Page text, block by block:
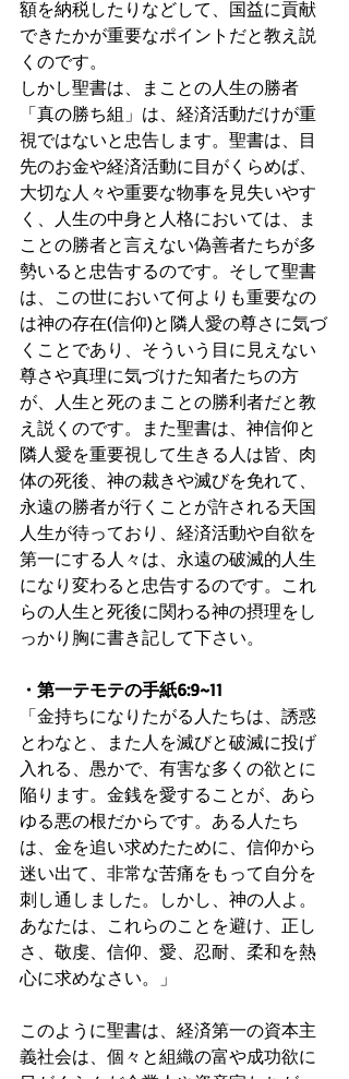
額を納税したりなどして、国益に貢献
できたかが重要なポイントだと教え説
くのです。
しかし聖書は、まことの人生の勝者
「真の勝ち組」は、経済活動だけが重
視ではないと忠告します。聖書は、目
先のお金や経済活動に目がくらめば、
大切な人々や重要な物事を見失いやす
く、人生の中身と人格においては、ま
ことの勝者と言えない偽善者たちが多
勢いると忠告するのです。そして聖書
は、この世において何よりも重要なの
は神の存在(信仰)と隣人愛の尊さに気づ
くことであり、そういう目に見えない
尊さや真理に気づけた知者たちの方
が、人生と死のまことの勝利者だと教
え説くのです。また聖書は、神信仰と
隣人愛を重要視して生きる人は皆、肉
体の死後、神の裁きや滅びを免れて、
永遠の勝者が行くことが許される天国
人生が待っており、経済活動や自欲を
第一にする人々は、永遠の破滅的人生
になり変わると忠告するのです。これ
らの人生と死後に関わる神の摂理をし
っかり胸に書き記して下さい。
・第一テモテの手紙6:9~11
「金持ちになりたがる人たちは、誘惑
とわなと、また人を滅びと破滅に投げ
入れる、愚かで、有害な多くの欲とに
陥ります。金銭を愛することが、あら
ゆる悪の根だからです。ある人たち
は、金を追い求めたために、信仰から
迷い出て、非常な苦痛をもって自分を
刺し通しました。しかし、神の人よ。
あなたは、これらのことを避け、正し
さ、敬虔、信仰、愛、忍耐、柔和を熱
心に求めなさい。」
このように聖書は、経済第一の資本主
義社会は、個々と組織の富や成功欲に